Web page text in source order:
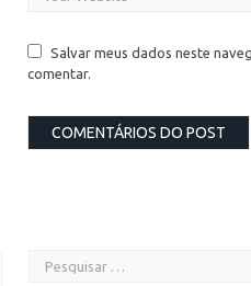
Salvar meus dados neste
comentar.